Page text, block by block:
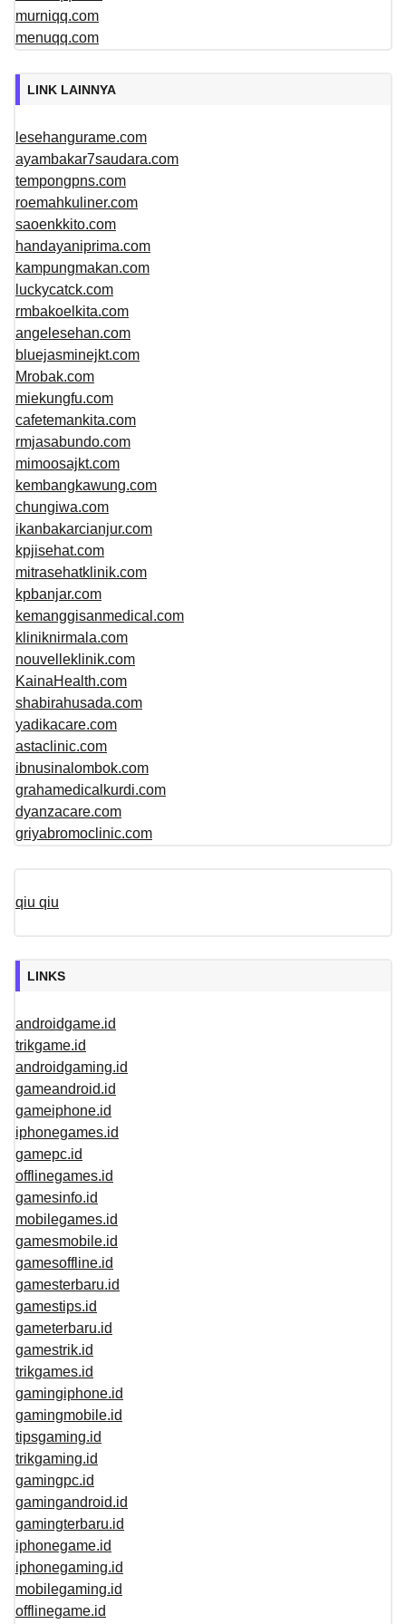
murniqq.com
menuqq.com
LINK LAINNYA
lesehangurame.com
ayambakar7saudara.com
tempongpns.com
roemahkuliner.com
saoenkkito.com
handayaniprima.com
kampungmakan.com
luckycatck.com
rmbakoelkita.com
angelesehan.com
bluejasminejkt.com
Mrobak.com
miekungfu.com
cafetemankita.com
rmjasabundo.com
mimoosajkt.com
kembangkawung.com
chungiwa.com
ikanbakarcianjur.com
kpjisehat.com
mitrasehatklinik.com
kpbanjar.com
kemanggisanmedical.com
kliniknirmala.com
nouvelleklinik.com
KainaHealth.com
shabirahusada.com
yadikacare.com
astaclinic.com
ibnusinalombok.com
grahamedicalkurdi.com
dyanzacare.com
griyabromoclinic.com
qiu qiu
LINKS
androidgame.id
trikgame.id
androidgaming.id
gameandroid.id
gameiphone.id
iphonegames.id
gamepc.id
offlinegames.id
gamesinfo.id
mobilegames.id
gamesmobile.id
gamesoffline.id
gamesterbaru.id
gamestips.id
gameterbaru.id
gamestrik.id
trikgames.id
gamingiphone.id
gamingmobile.id
tipsgaming.id
trikgaming.id
gamingpc.id
gamingandroid.id
gamingterbaru.id
iphonegame.id
iphonegaming.id
mobilegaming.id
offlinegame.id